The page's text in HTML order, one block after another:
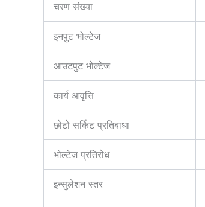
चरण संख्या
इनपुट भोल्टेज
आउटपुट भोल्टेज
कार्य आवृत्ति
छोटो सर्किट प्रतिबाधा
भोल्टेज प्रतिरोध
इन्सुलेशन स्तर